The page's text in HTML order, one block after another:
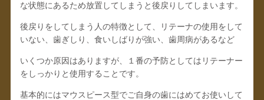
な状態にあるため放置してしまうと後戻りしてしまいます。
後戻りをしてしまう人の特徴として、リテーナの使用をして
いない、歯ぎしり、食いしばりが強い、歯周病があるなど
いくつか原因はありますが、１番の予防としてはリテーナー
をしっかりと使用することです。
基本的にはマウスピース型でご自身の歯にはめてお使いして